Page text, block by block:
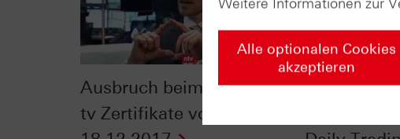
Ausbruch beim DAX®? - n-
tv Zertifikate vom
Startschuss
Alle optionalen Cookies
akzeptieren